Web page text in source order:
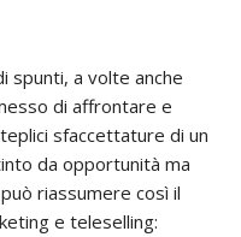
spunti, a volte anche
di affrontare e
sfaccettature di un
da opportunità ma
riassumere così il
e teleselling: